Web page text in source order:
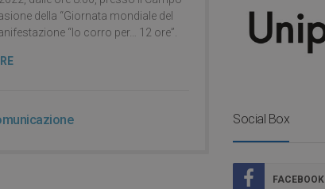
della “Giornata mondiale del
“Io corro per… 12 ore”.
Social Box
FACEBOOK